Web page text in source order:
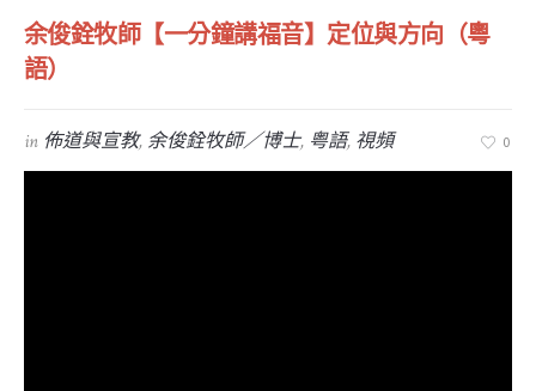
余俊銓牧師【一分鐘講福音】定位與方向（粵
語）
in 佈道與宣教, 余俊銓牧師／博士, 粤語, 視頻 0